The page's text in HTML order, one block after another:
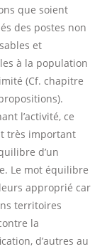
que soient
des postes non
et
à la population
(Cf. chapitre
l’activité, ce
très important
d’un
Le mot équilibre
approprié car
territoires
la
d’autres au